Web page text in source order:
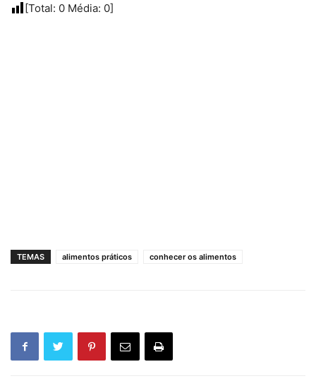
[Total: 0 Média: 0]
TEMAS alimentos práticos conhecer os alimentos